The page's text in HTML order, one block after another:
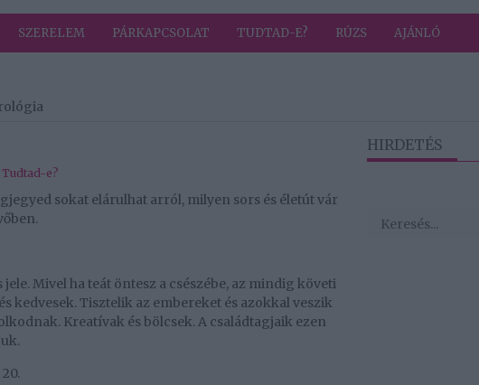
SZERELEM PÁRKAPCSOLAT TUDTAD-E? RÚZS AJÁNLÓ
Tudtad-e?
sokat elárulhat arról, milyen sors és életút vár
jele. Mivel ha teát öntesz a csészébe, az mindig követi
kedvesek. Tisztelik az embereket és azokkal veszik
Kreatívak és bölcsek. A családtagjaik ezen
HIRDETÉS